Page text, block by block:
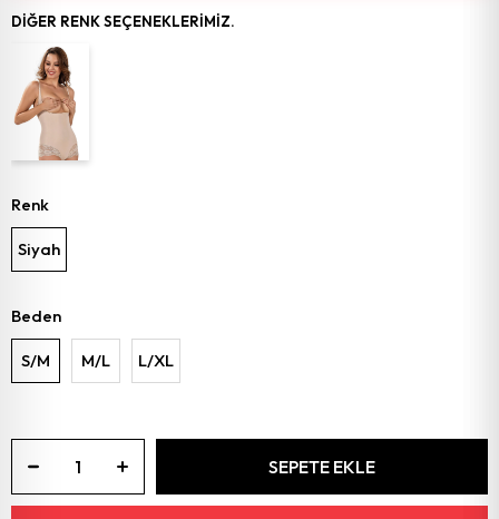
DIĞER RENK SEÇENEKLERIMIZ.
Renk
Siyah
Beden
S/M M/L L/XL